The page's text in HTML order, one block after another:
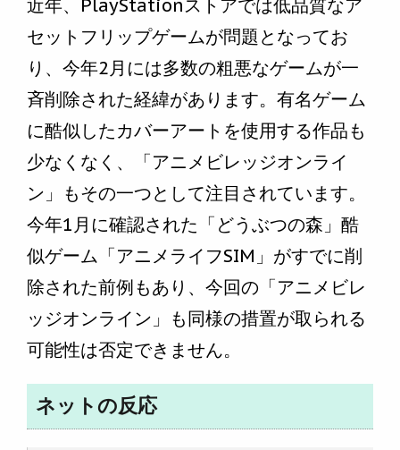
近年、PlayStationストアでは低品質なア
セットフリップゲームが問題となってお
り、今年2月には多数の粗悪なゲームが一
斉削除された経緯があります。有名ゲーム
に酷似したカバーアートを使用する作品も
少なくなく、「アニメビレッジオンライ
ン」もその一つとして注目されています。
今年1月に確認された「どうぶつの森」酷
似ゲーム「アニメライフSIM」がすでに削
除された前例もあり、今回の「アニメビレ
ッジオンライン」も同様の措置が取られる
可能性は否定できません。
ネットの反応